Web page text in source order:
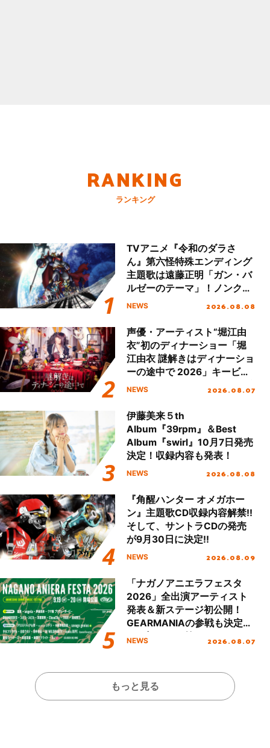
RANKING
ランキング
TVアニメ『令和のダラさ
ん』第六怪特殊エンディング
主題歌は遠藤正明「ガン・バ
ルゼーのテーマ」！ノンクレ
ジットエンディング映像も公
NEWS 2026.08.08
声優・アーティスト“堀江由
衣”初のディナーショー「堀
江由衣 謎解きはディナーショ
ーの途中で 2026」キービジ
ュアル＆グッズラインナップ
NEWS 2026.08.07
伊藤美来５th
Album『39rpm』＆Best
Album『swirl』10月7日発売
決定！収録内容も発表！
NEWS 2026.08.08
『角醒ハンター オメガホー
ン』主題歌CD収録内容解禁!!
そして、サントラCDの発売
が9月30日に決定!!
NEWS 2026.08.09
「ナガノアニエラフェスタ
2026」全出演アーティスト
発表＆新ステージ初公開！
GEARMANIAの参戦も決定
し、初となる第3ステージの
NEWS 2026.08.07
もっと見る